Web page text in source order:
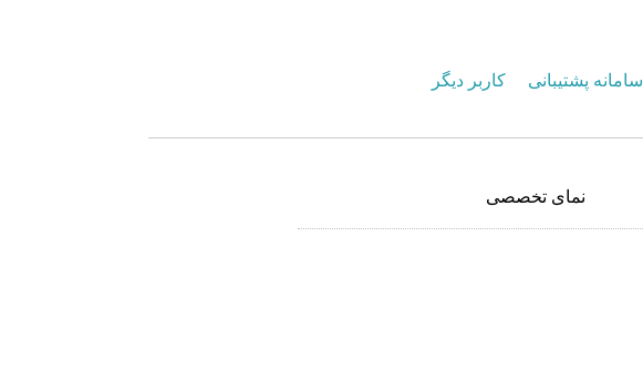
سامانه پشتیبانی کاربر دیگر
نمای تخصصی